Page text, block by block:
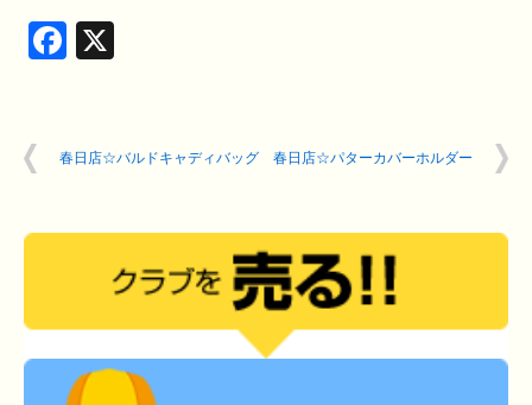
Facebook
春日店☆バルドキャディバッグ 春日店☆パターカバーホルダー